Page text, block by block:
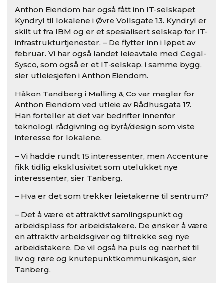
Anthon Eiendom har også fått inn IT-selskapet
Kyndryl til lokalene i Øvre Vollsgate 13. Kyndryl er
skilt ut fra IBM og er et spesialisert selskap for IT-
infrastrukturtjenester. – De flytter inn i løpet av
februar. Vi har også landet leieavtale med Cegal-
Sysco, som også er et IT-selskap, i samme bygg,
sier utleiesjefen i Anthon Eiendom.
Håkon Tandberg i Malling & Co var megler for
Anthon Eiendom ved utleie av Rådhusgata 17.
Han forteller at det var bedrifter innenfor
teknologi, rådgivning og byrå/design som viste
interesse for lokalene.
– Vi hadde rundt 15 interessenter, men Accenture
fikk tidlig eksklusivitet som utelukket nye
interessenter, sier Tanberg.
– Hva er det som trekker leietakerne til sentrum?
– Det å være et attraktivt samlingspunkt og
arbeidsplass for arbeidstakere. De ønsker å være
en attraktiv arbeidsgiver og tiltrekke seg nye
arbeidstakere. De vil også ha puls og nærhet til
liv og røre og knutepunktkommunikasjon, sier
Tanberg.